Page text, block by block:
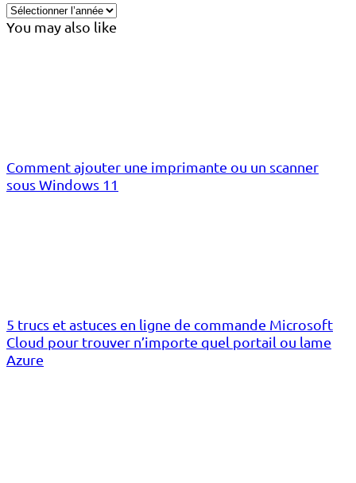
You may also like
Comment ajouter une imprimante ou un scanner
sous Windows 11
5 trucs et astuces en ligne de commande Microsoft
Cloud pour trouver n’importe quel portail ou lame
Azure